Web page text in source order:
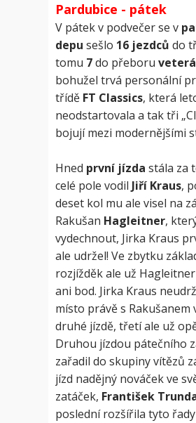
Pardubice - pátek
V pátek v podvečer se v
depu sešlo 16 jezdců do
tomu 7do přeboru
bohužel trvá personální
třídě FT Classics, která
neodstartovala a tak tři
bojují mezi modernějšími
Hned první jízda stála za
celé pole vodil Jiří Kraus,
deset kol mu ale visel na
Rakušan Hagleitner,
vydechnout, Jirka Kraus
ale udržel! Ve zbytku
rozjížděk ale už
ani bod. Jirka Kraus
místo právě s Rakušanem
druhé jízdě, třetí ale už
Druhou jízdou pátečního
zařadil do skupiny vítězů
jízd nadějný nováček ve
zatáček, František
poslední rozšířila tyto